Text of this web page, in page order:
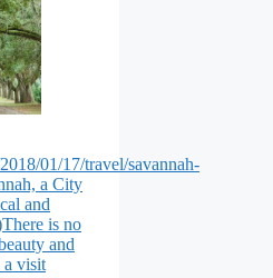
01/17/travel/savannah-
a City
and
is no
and
a visit